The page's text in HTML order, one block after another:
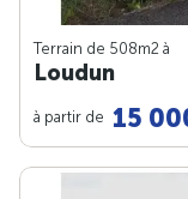
Terrain de 508m2 à
Loudun
à partir de 15